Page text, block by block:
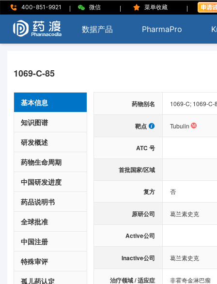
400-851-9921 | 微信 | 菜单收藏 |
数据产品 PharmaPro
1069-C-85
基本信息
知识图谱
研发概述
药物生命周期
中国研发进度
药品说明书
全球批准
中国注册
特殊审评
孤儿药认定
药物别名 1069-C; 1069-C-
靶点 Tubulin
ATC 号
首批国家/区域
复方 否
原研公司 葛兰素史克
Active公司
Inactive公司 葛兰素史克
治疗领域 / 适应症 非霍奇金淋巴瘤